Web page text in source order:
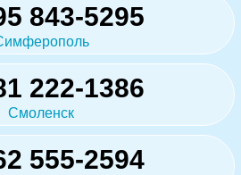
843-5295
222-1386
Смоленск
555-2594